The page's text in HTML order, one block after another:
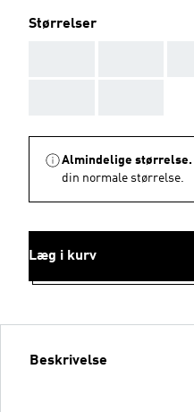
Størrelser
Almindelige størrelse.
din normale størrelse.
Læg i kurv
Beskrivelse